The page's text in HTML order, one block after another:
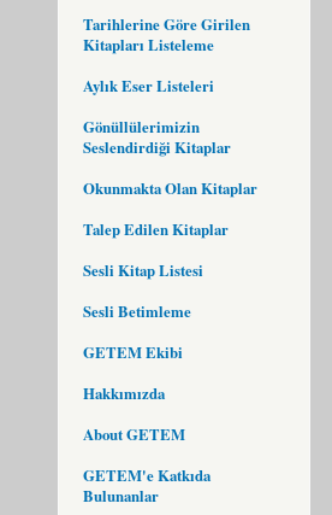
Tarihlerine Göre Girilen
Kitapları Listeleme
Aylık Eser Listeleri
Gönüllülerimizin
Seslendirdiği Kitaplar
Okunmakta Olan Kitaplar
Talep Edilen Kitaplar
Sesli Kitap Listesi
Sesli Betimleme
GETEM Ekibi
Hakkımızda
About GETEM
GETEM'e Katkıda
Bulunanlar